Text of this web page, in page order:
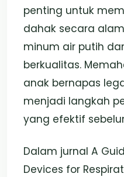
penting untuk
dahak secara
minum air putih
berkualitas.
anak bernapas
menjadi langkah
yang efektif
Dalam jurnal A
Devices for